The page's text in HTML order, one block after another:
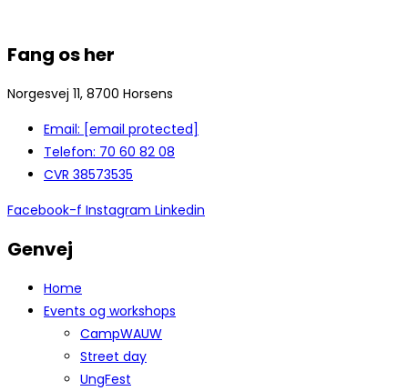
Fang os her
Norgesvej 11, 8700 Horsens
Email: [email protected]
Telefon: 70 60 82 08
CVR 38573535
Facebook-f Instagram Linkedin
Genvej
Home
Events og workshops
CampWAUW
Street day
UngFest